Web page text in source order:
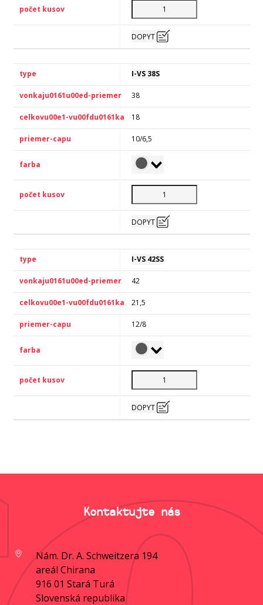
DOPYT
I-VS 38S
38
18
10/6,5
DOPYT
I-VS 42SS
42
21,5
12/8
DOPYT
Kontaktujte nás
Nám. Dr. A. Schweitzera 194
areál Chirana
916 01 Stará Turá
Slovenská republika